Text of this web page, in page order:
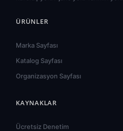
ÜRÜNLER
Marka Sayfası
Katalog Sayfası
Organizasyon Sayfası
KAYNAKLAR
Ücretsiz Denetim